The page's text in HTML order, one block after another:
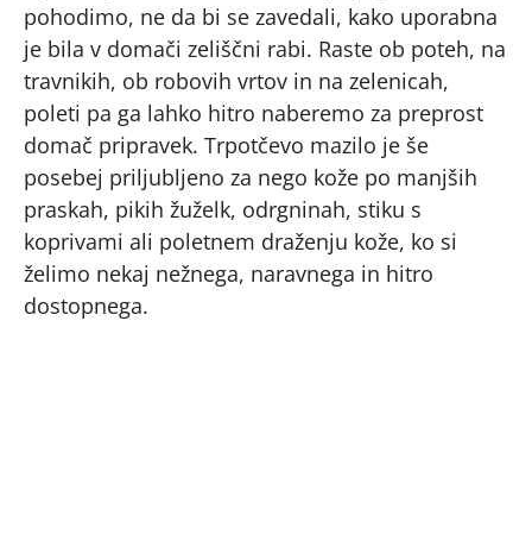
pohodimo, ne da bi se zavedali, kako uporabna
je bila v domači zeliščni rabi. Raste ob poteh, na
travnikih, ob robovih vrtov in na zelenicah,
poleti pa ga lahko hitro naberemo za preprost
domač pripravek. Trpotčevo mazilo je še
posebej priljubljeno za nego kože po manjših
praskah, pikih žuželk, odrgninah, stiku s
koprivami ali poletnem draženju kože, ko si
želimo nekaj nežnega, naravnega in hitro
dostopnega.